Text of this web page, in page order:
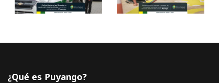
¿Qué es Puyango?